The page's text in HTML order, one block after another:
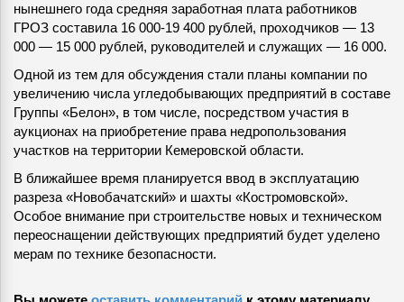
нынешнего года средняя заработная плата работников
ГРОЗ составила 16 000-19 400 рублей, проходчиков — 13
000 — 15 000 рублей, руководителей и служащих — 16 000.
Одной из тем для обсуждения стали планы компании по
увеличению числа угледобывающих предприятий в составе
Группы «Белон», в том числе, посредством участия в
аукционах на приобретение права недропользования
участков на территории Кемеровской области.
В ближайшее время планируется ввод в эксплуатацию
разреза «Новобачатский» и шахты «Костромовской».
Особое внимание при строительстве новых и техническом
переоснащении действующих предприятий будет уделено
мерам по технике безопасности.